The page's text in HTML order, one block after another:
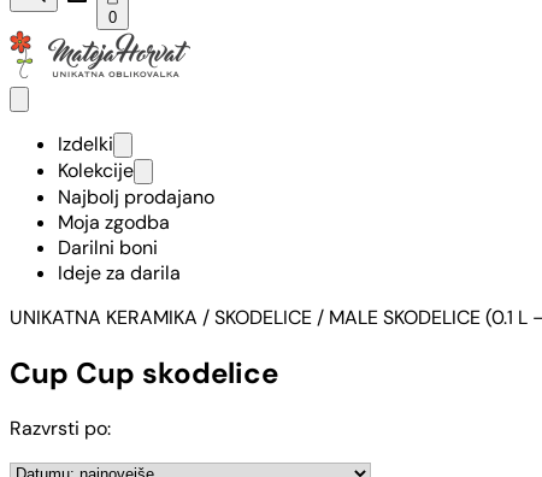
0
Izdelki
Kolekcije
Najbolj prodajano
Moja zgodba
Darilni boni
Ideje za darila
UNIKATNA KERAMIKA /SKODELICE / MALE SKODELICE (0.1 L
Cup Cup skodelice
Razvrsti po: